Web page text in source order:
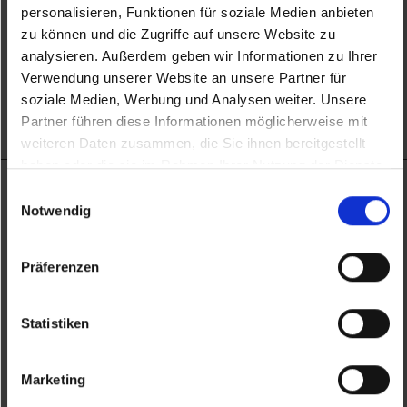
personalisieren, Funktionen für soziale Medien anbieten
zu können und die Zugriffe auf unsere Website zu
analysieren. Außerdem geben wir Informationen zu Ihrer
Verwendung unserer Website an unsere Partner für
soziale Medien, Werbung und Analysen weiter. Unsere
Partner führen diese Informationen möglicherweise mit
weiteren Daten zusammen, die Sie ihnen bereitgestellt
haben oder die sie im Rahmen Ihrer Nutzung der Dienste
Notwendig
Präferenzen
Statistiken
Marketing
in derDatenschutzerklärung.
SCHÖN&GUT
Der Social-Concept-Store von Job-TransFair
1040 Wien / Österreich
+43 1 8904989
www.fairkauf.at